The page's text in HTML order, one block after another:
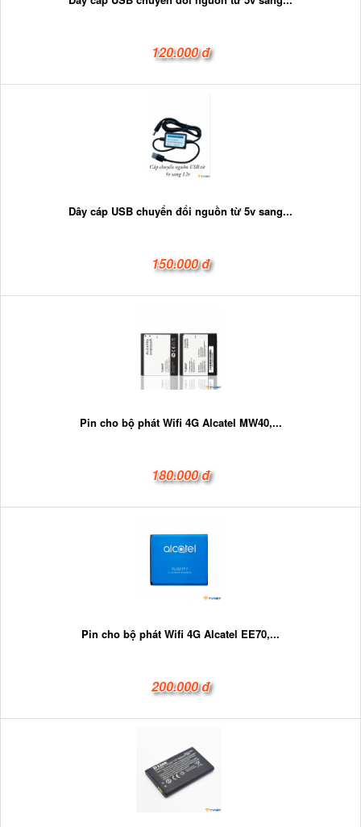
120.000 đ
Dây cáp USB chuyển đổi nguồn từ 5v sang...
150.000 đ
Pin cho bộ phát Wifi 4G Alcatel MW40,...
180.000 đ
Pin cho bộ phát Wifi 4G Alcatel EE70,...
200.000 đ